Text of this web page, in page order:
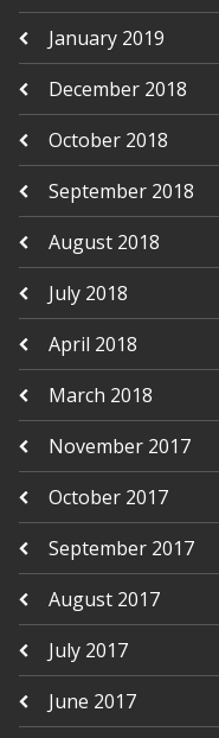
January 2019
December 2018
October 2018
September 2018
August 2018
July 2018
April 2018
March 2018
November 2017
October 2017
September 2017
August 2017
July 2017
June 2017